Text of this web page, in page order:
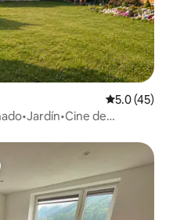
Calificación
5.0 (45)
de